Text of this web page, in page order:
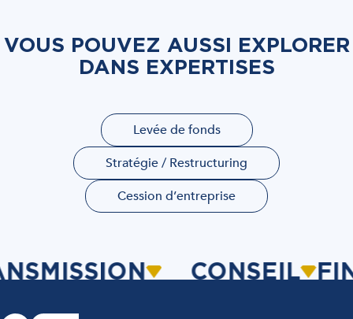
VOUS POUVEZ AUSSI EXPLORER
DANS EXPERTISES
Levée de fonds
Stratégie / Restructuring
Cession d’entreprise
CONSEIL